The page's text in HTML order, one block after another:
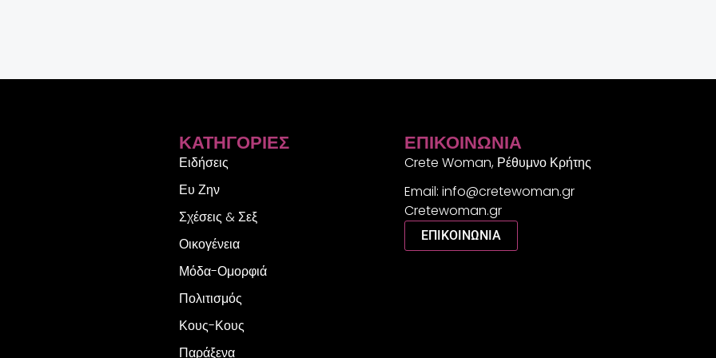
ΚΑΤΗΓΟΡΊΕΣ
Ειδήσεις
Ευ Ζην
Σχέσεις & Σεξ
Οικογένεια
Μόδα-Ομορφιά
Πολιτισμός
Κους-Κους
Παράξενα
ΕΠΙΚΟΙΝΩΝΊΑ
Crete Woman, Ρέθυμνο Κρήτης
Email: info@cretewoman.gr
Cretewoman.gr
ΕΠΙΚΟΙΝΩΝΙΑ